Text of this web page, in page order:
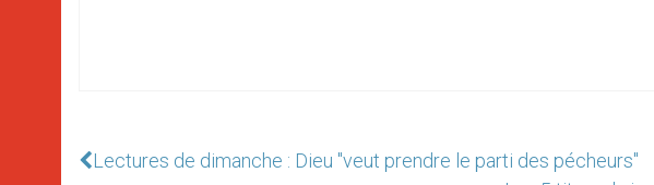
Lectures de dimanche : Dieu "veut prendre le parti des pécheurs"